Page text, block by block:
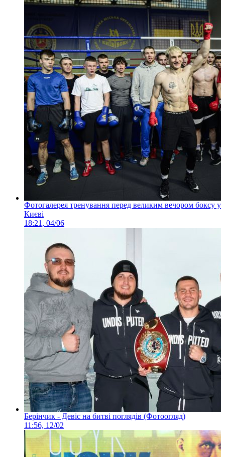
Фотогалерея тренування перед великим вечором боксу у
Києві
18:21, 04/06
Берінчик - Девіс на битві поглядів (Фотоогляд)
11:56, 12/02